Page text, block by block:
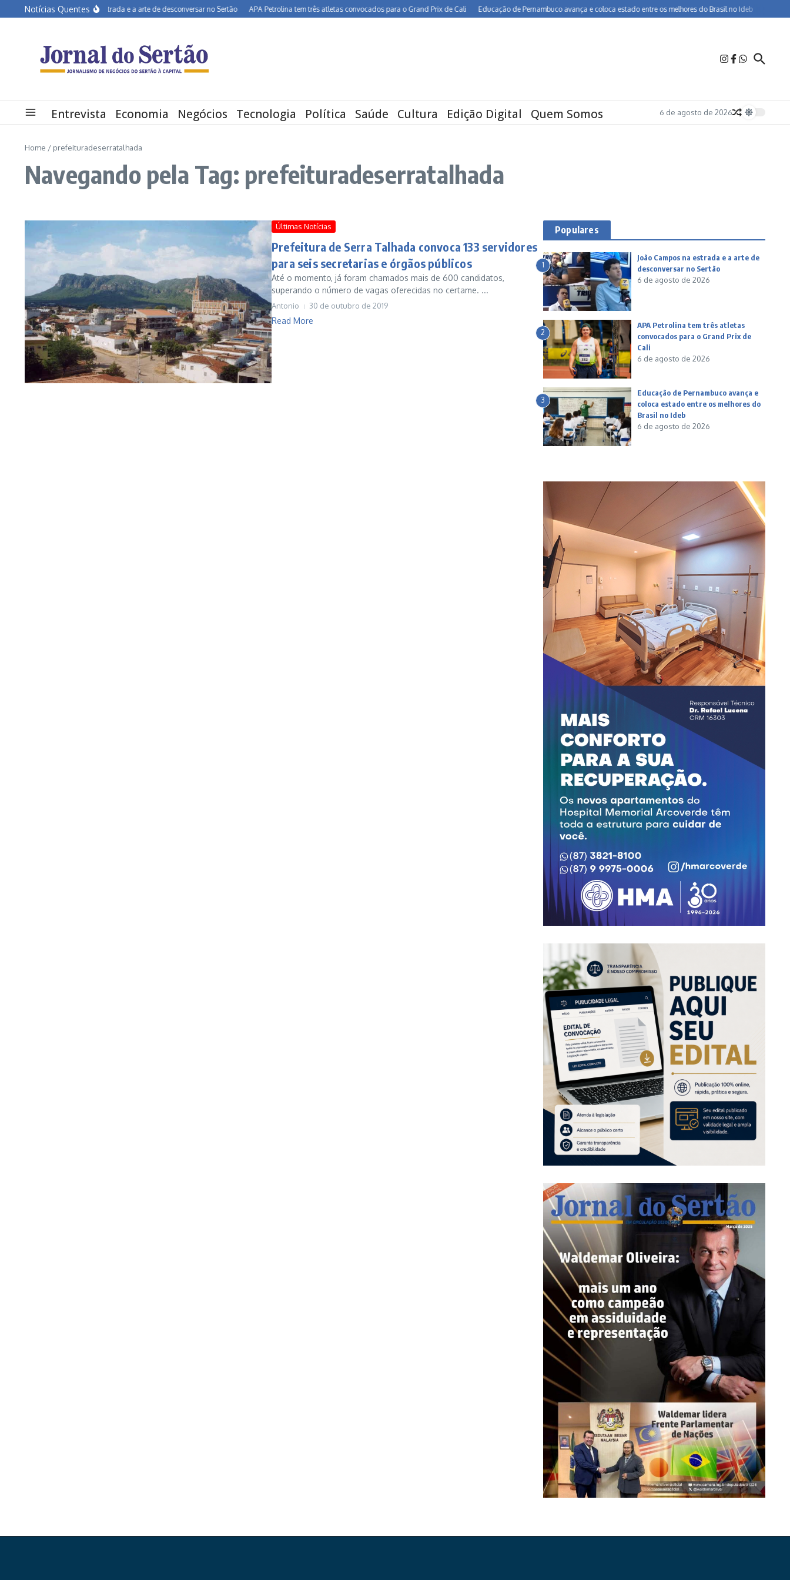
Ir para o conteúdo
Notícias Quentes
João Campos na estrada e a arte de desconversar no Sertão APA Petrolina tem três atletas convocados para o Grand Prix de Cali Educação de Pernambuco avança e coloca estado entre os melhores do Brasil no Ideb BR-232
Entrevista Economia Negócios Tecnologia Política Saúde Cultura Edição Digital Quem Somos 6 de agosto de 2026
Home / prefeituradeserratalhada
Navegando pela Tag: prefeituradeserratalhada
Últimas Notícias
Prefeitura de Serra Talhada convoca 133 servidores
para seis secretarias e órgãos públicos
Até o momento, já foram chamados mais de 600 candidatos,
superando o número de vagas oferecidas no certame. ...
Antonio 30 de outubro de 2019
Read More
Populares
1
João Campos na estrada e a arte de
desconversar no Sertão
6 de agosto de 2026
2
APA Petrolina tem três atletas
convocados para o Grand Prix de
Cali
6 de agosto de 2026
3
Educação de Pernambuco avança e
coloca estado entre os melhores do
Brasil no Ideb
6 de agosto de 2026